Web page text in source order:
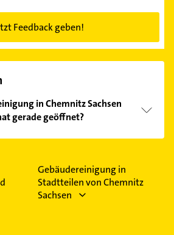
Feedback geben!
in Chemnitz Sachsen
gerade geöffnet?
finden Sie alleÖffnungszeiten.
können.Gebäudereinigung in
Stadtteilen von Chemnitz
Sachsen